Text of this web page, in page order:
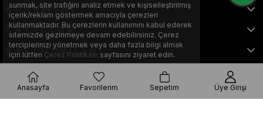
KURUMSAL
SAYFALAR
KATEGORİLER
Bu web sitesi, Nihat KILIÇARSLAN tarafından tasarlanmış ve optimize
sunmak, site trafiğini analiz etmek ve kişiselleştirilmiş
içerik/reklam göstermek amacıyla çerezleri
kullanmaktadır. Bu çerezlerin kullanımını kabul ederek
sitemizde gezinmeye devam edebilirsiniz. Çerez
terciplerinizi yönetmek veya daha fazla bilgi almak
için lütfen Çerez Politikası sayfasını ziyaret edin.
Anasayfa Favorilerim Sepetim Üye Girişi